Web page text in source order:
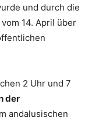
und durch die
14. April über
2 Uhr und 7
der
andalusischen